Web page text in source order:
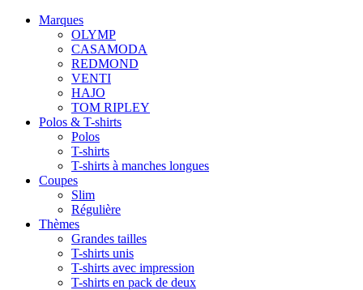
Marques
OLYMP
CASAMODA
REDMOND
VENTI
HAJO
TOM RIPLEY
Polos & T-shirts
Polos
T-shirts
T-shirts à manches longues
Coupes
Slim
Régulière
Thèmes
Grandes tailles
T-shirts unis
T-shirts avec impression
T-shirts en pack de deux